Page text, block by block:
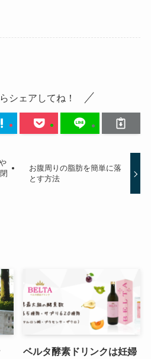
シェアしてね！
お腹周りの脂肪を簡単に落
とす方法
ベルタ酵素ドリンクは妊婦